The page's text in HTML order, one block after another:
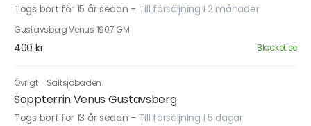
Togs bort för 15 år sedan - Till försäljning i 2 månader
Gustavsberg Venus 1907 GM
400 kr Blocket.se
Övrigt · Saltsjöbaden
Soppterrin Venus Gustavsberg
Togs bort för 13 år sedan - Till försäljning i 5 dagar